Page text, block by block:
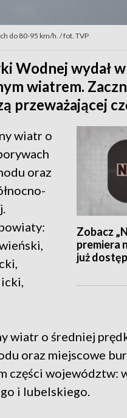
do 80-95 km/h. / fot. TVP
Wodnej wydał
wiatrem.
przeważającej
Zobacz
premiera
już
wiatr o
oraz
wiatr o średniej
oraz miejscowe
części województw:
i lubelskiego.